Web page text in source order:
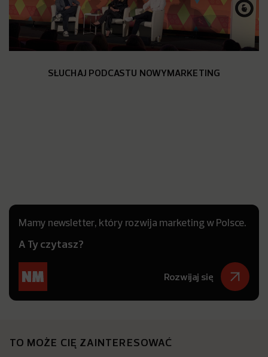
SŁUCHAJ PODCASTU NOWYMARKETING
Mamy newsletter, który rozwija marketing w Polsce.
A Ty czytasz?
Rozwijaj się
TO MOŻE CIĘ ZAINTERESOWAĆ